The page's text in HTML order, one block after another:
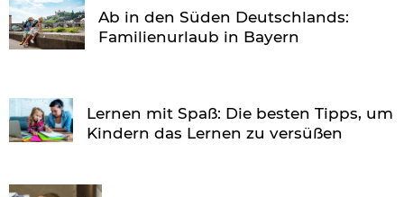
Ab in den Süden Deutschlands:
Familienurlaub in Bayern
Lernen mit Spaß: Die besten Tipps, um
Kindern das Lernen zu versüßen